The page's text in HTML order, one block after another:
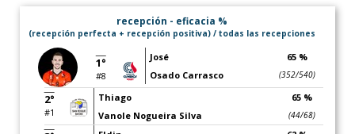
recepción - eficacia %
(recepción perfecta + recepción positiva) / todas las recepciones
1°
#8
José
Osado Carrasco
65 %
(352/540)
2°
#1
Thiago
Vanole Nogueira Silva
65 %
(44/68)